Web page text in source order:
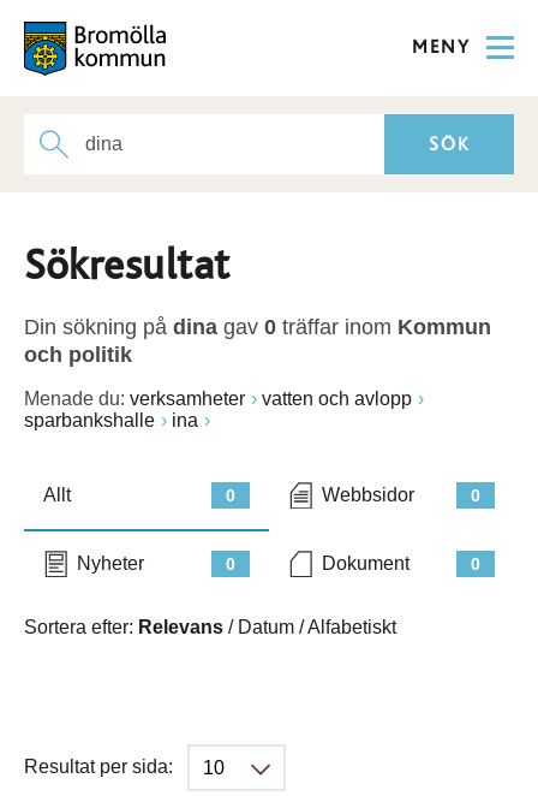
MENY
Sökresultat
Din sökning på dina gav 0 träffar inom Kommun
och politik
Menade du: verksamheter
vatten och avlopp
sparbankshalle
ina
0
Allt 0
Webbsidor
0
Nyheter 0
Dokument
Sortera efter: Relevans / Datum /Alfabetiskt
Resultat per sida: